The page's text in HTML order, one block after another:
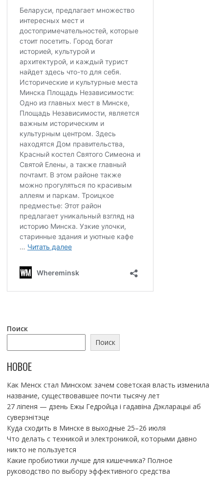
Поиск
Поиск
НОВОЕ
Как Менск стал Минском: зачем советская власть изменила
название, существовавшее почти тысячу лет
27 ліпеня — дзень Ежы Гедройца і гадавіна Дэкларацыі аб
суверэнітэце
Куда сходить в Минске в выходные 25–26 июля
Что делать с техникой и электроникой, которыми давно
никто не пользуется
Какие пробиотики лучше для кишечника? Полное
руководство по выбору эффективного средства